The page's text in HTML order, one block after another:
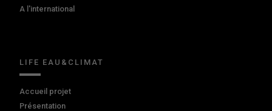
A l'international
LIFE EAU&CLIMAT
Accueil projet
Présentation